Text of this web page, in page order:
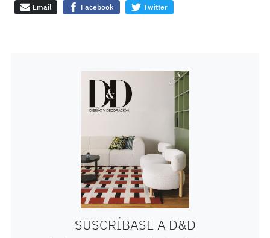
Email Facebook Twitter
SUSCRÍBASE A D&D